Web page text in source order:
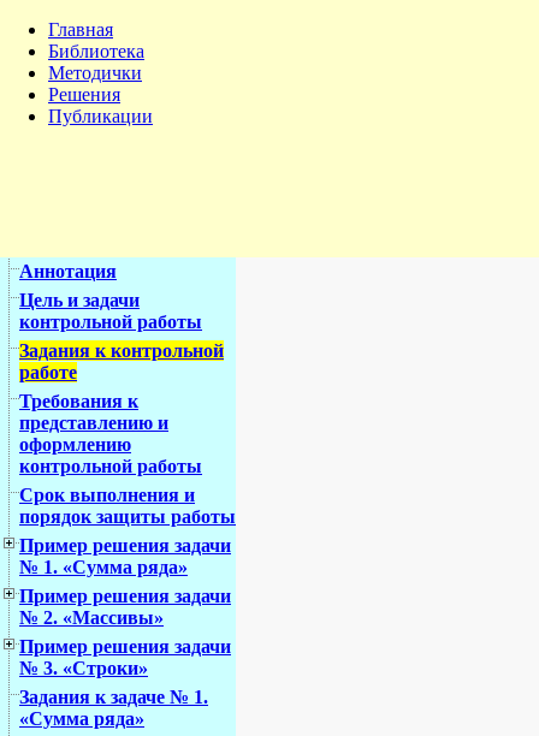
Главная
Библиотека
Методички
Решения
Публикации
Аннотация
Цель и задачи
контрольной работы
Задания к контрольной
работе
Требования к
представлению и
оформлению
контрольной работы
Срок выполнения и
порядок защиты работы
Пример решения задачи
№ 1. «Сумма ряда»
Пример решения задачи
№ 2. «Массивы»
Пример решения задачи
№ 3. «Строки»
Задания к задаче № 1.
«Сумма ряда»